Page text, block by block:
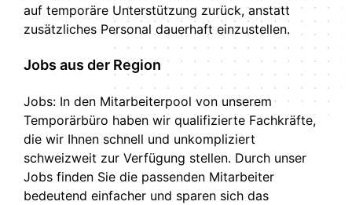
auf temporäre Unterstützung zurück, anstatt
zusätzliches Personal dauerhaft einzustellen.
Jobs aus der Region
Jobs: In den Mitarbeiterpool von unserem
Temporärbüro haben wir qualifizierte Fachkräfte,
die wir Ihnen schnell und unkompliziert
schweizweit zur Verfügung stellen. Durch unser
Jobs finden Sie die passenden Mitarbeiter
bedeutend einfacher und sparen sich das